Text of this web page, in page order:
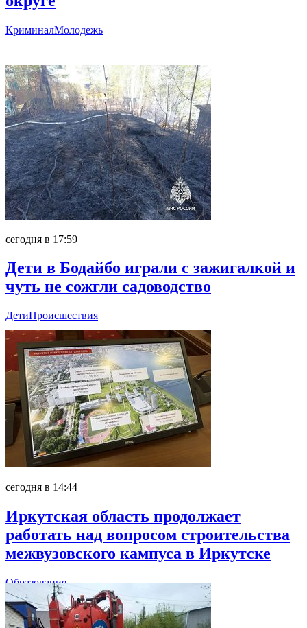
КриминалМолодежь
сегодня в 17:59
Дети в Бодайбо играли с зажигалкой и
чуть не сожгли садоводство
ДетиПроисшествия
сегодня в 14:44
Иркутская область продолжает
работать над вопросом строительства
межвузовского кампуса в Иркутске
Образование